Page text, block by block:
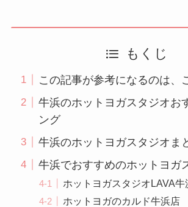
もくじ
この記事が参考になるのは、
牛浜のホットヨガスタジオお
ング
牛浜のホットヨガスタジオま
牛浜でおすすめのホットヨガ
ホットヨガスタジオLAVA牛
ホットヨガのカルド牛浜店